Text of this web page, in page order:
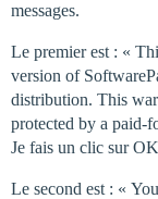
messages.
Le premier est : «
version of
distribution. This
protected by a paid-
Je fais un clic sur
Le second est : «